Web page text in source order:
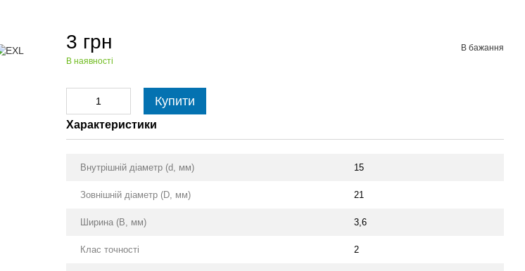
3 грн
В наявності
В бажання
Купити
Характеристики
Внутрішній діаметр (d, мм) 15
Зовнішній діаметр (D, мм) 21
Ширина (B, мм) 3,6
Клас точності 2